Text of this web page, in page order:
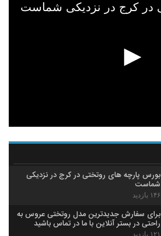
بورس پارچه های روتختی در کرج در نزدیکی
شماست
۱۴۶ بازدید
برای سفارش جدیدترین مدل روتختی عروس به
راحتی در بستر آنلاین با ما در تماس باشید
۱۲۱ بازدید